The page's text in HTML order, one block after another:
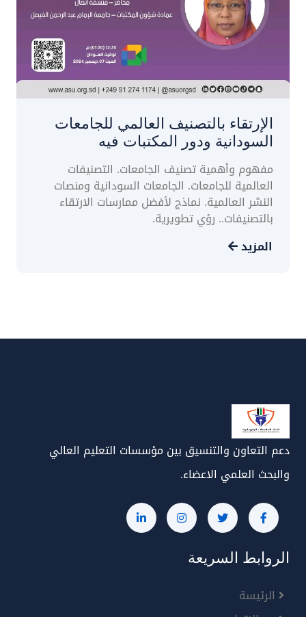
الإرتقاء بالتصنيف العالمي للجامعات
السودانية ودور المكتبات فيه
مفهوم وأهمية تصنيف الجامعات. التصنيفات
العالمية للجامعات. الجامعات السودانية ومنصات
النشر العالمية. نماذج لأفضل ممارسات الارتقاء
بالتصنيفات.. رؤي تطويرية.
المزيد
دعم التعاون والتنسيق بين مؤسسات التعليم العالي
والبحث العلمي الاعضاء.
الروابط السريعة
الرئيسة